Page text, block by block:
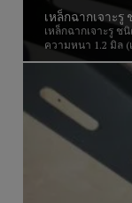
เหล็กฉากเจาะ
เหล็กฉากเจาะรู ช
ความหนา 1.2 มิล (